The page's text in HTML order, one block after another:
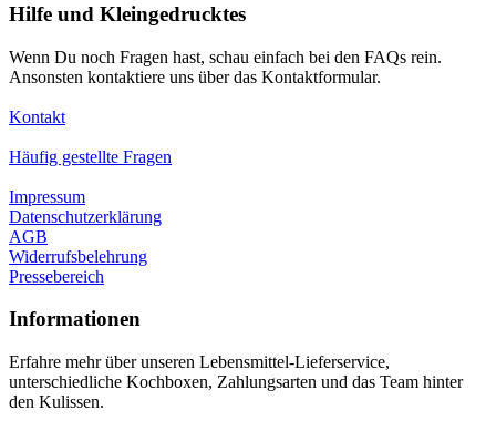
Hilfe und Kleingedrucktes
Wenn Du noch Fragen hast, schau einfach bei den FAQs rein.
Ansonsten kontaktiere uns über das Kontaktformular.
Kontakt
Häufig gestellte Fragen
Impressum
Datenschutzerklärung
AGB
Widerrufsbelehrung
Pressebereich
Informationen
Erfahre mehr über unseren Lebensmittel-Lieferservice,
unterschiedliche Kochboxen, Zahlungsarten und das Team hinter
den Kulissen.